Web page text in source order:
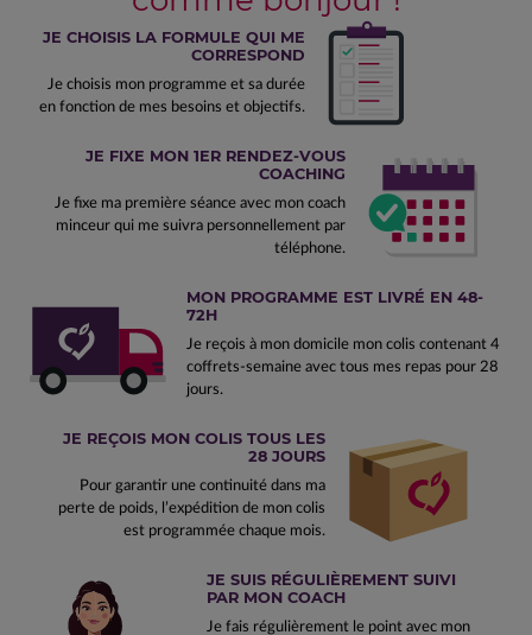
JE CHOISIS LA FORMULE QUI ME
CORRESPOND
Je choisis mon programme et sa durée
en fonction de mes besoins et objectifs.
JE FIXE MON 1ER RENDEZ-VOUS
COACHING
Je fixe ma première séance avec mon coach
minceur qui me suivra personnellement par
téléphone.
MON PROGRAMME EST LIVRÉ EN 48-
72H
Je reçois à mon domicile mon colis contenant 4
coffrets-semaine avec tous mes repas pour 28
jours.
JE REÇOIS MON COLIS TOUS LES
28 JOURS
Pour garantir une continuité dans ma
perte de poids, l’expédition de mon colis
est programmée chaque mois.
JE SUIS RÉGULIÈREMENT SUIVI
PAR MON COACH
Je fais régulièrement le point avec mon